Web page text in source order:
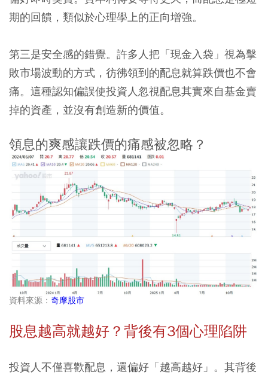
期的回饋，類似於心理學上的正向增強。
第三是安全感的錯覺。 許多人把「現金入袋」視為擊
敗市場波動的方式，彷彿領到的配息就算跌價也不會
痛。這種認知偏誤使投資人忽視配息其實來自基金賣
掉的資產，並沒有創造新的價值。
領息的爽感讓跌價的痛感被忽略？
資料來源： 奇摩股市
股息越高就越好？背後有3個心理陷阱
投資人不僅喜歡配息，還偏好「越高越好」。其背後